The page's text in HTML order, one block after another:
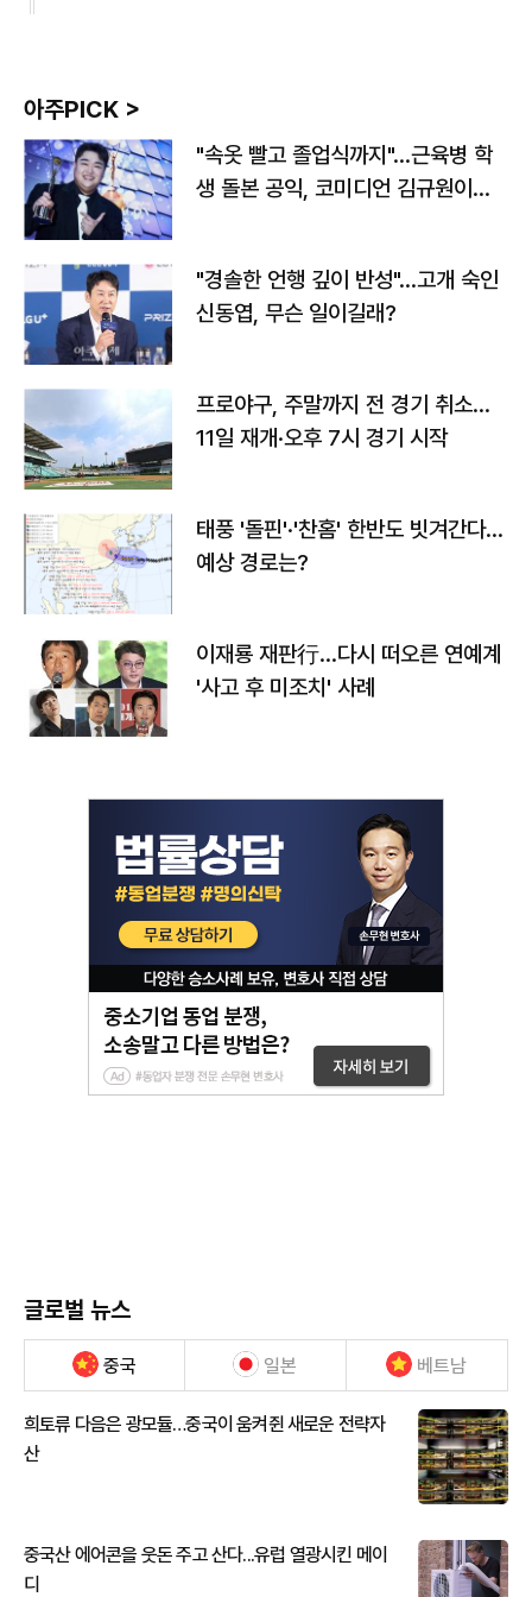
아주PICK >
"속옷 빨고 졸업식까지"…근육병 학
생 돌본 공익, 코미디언 김규원이었
"경솔한 언행 깊이 반성"…고개 숙인
신동엽, 무슨 일이길래?
프로야구, 주말까지 전 경기 취소…
11일 재개·오후 7시 경기 시작
태풍 '돌핀'·'찬홈' 한반도 빗겨간다…
예상 경로는?
이재룡 재판行…다시 떠오른 연예계
'사고 후 미조치' 사례
글로벌 뉴스
중국 일본 베트남
희토류 다음은 광모듈…중국이 움켜쥔 새로운 전략자
산
중국산 에어콘을 웃돈 주고 산다...유럽 열광시킨 메이
디